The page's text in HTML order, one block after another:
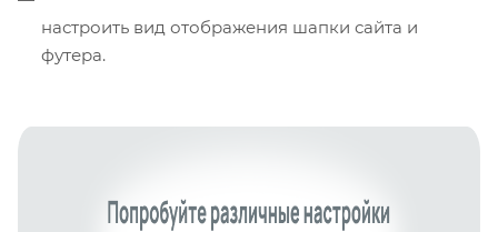
настроить вид отображения шапки сайта и
футера.